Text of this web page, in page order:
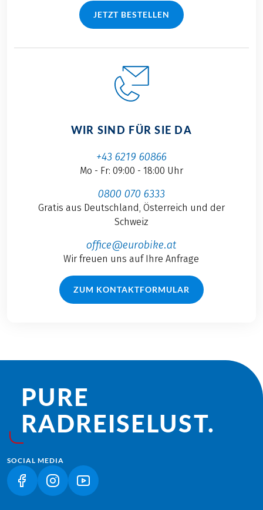
JETZT BESTELLEN
WIR SIND FÜR SIE DA
+43 6219 60866
Mo - Fr: 09:00 - 18:00 Uhr
0800 070 6333
Gratis aus Deutschland, Österreich und der
Schweiz
office@eurobike.at
Wir freuen uns auf Ihre Anfrage
ZUM KONTAKTFORMULAR
PURE
RADREISE­LUST.
SOCIAL MEDIA
(LINK ÖFFNET IN NEUEM TAB)
(LINK ÖFFNET IN NEUEM TAB)
(LINK ÖFFNET IN NEUEM TAB)